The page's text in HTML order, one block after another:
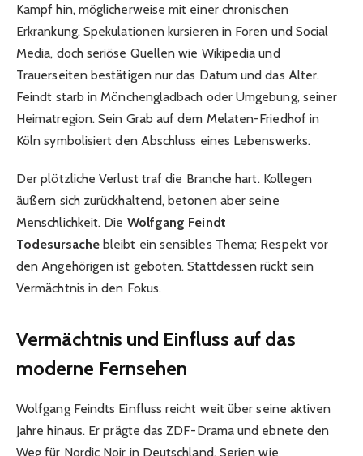
Kampf hin, möglicherweise mit einer chronischen
Erkrankung. Spekulationen kursieren in Foren und Social
Media, doch seriöse Quellen wie Wikipedia und
Trauerseiten bestätigen nur das Datum und das Alter.
Feindt starb in Mönchengladbach oder Umgebung, seiner
Heimatregion. Sein Grab auf dem Melaten-Friedhof in
Köln symbolisiert den Abschluss eines Lebenswerks.
Der plötzliche Verlust traf die Branche hart. Kollegen
äußern sich zurückhaltend, betonen aber seine
Menschlichkeit. Die Wolfgang Feindt
Todesursachebleibt ein sensibles Thema; Respekt vor
den Angehörigen ist geboten. Stattdessen rückt sein
Vermächtnis in den Fokus.
Vermächtnis und Einfluss auf das
moderne Fernsehen
Wolfgang Feindts Einfluss reicht weit über seine aktiven
Jahre hinaus. Er prägte das ZDF-Drama und ebnete den
Weg für Nordic Noir in Deutschland. Serien wie